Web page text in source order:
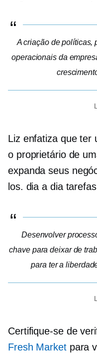
A criação de políticas,
operacionais da
Liz enfatiza que ter
o proprietário de
expanda seus
los. dia a dia
Desenvolver
chave para deixar de
para ter a
Certifique-se de
Fresh Marketpara